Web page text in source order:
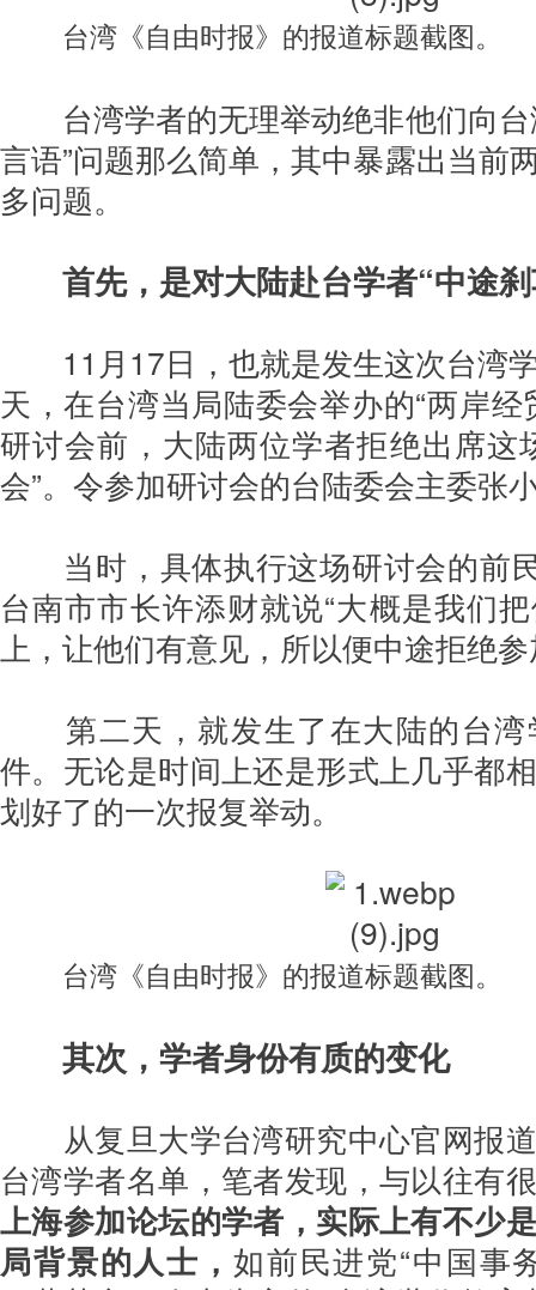
台湾《自由时报》的报道标题截图。
台湾学者的无理举动绝非他们向台
言语”问题那么简单，其中暴露出当前
多问题。
首先，是对大陆赴台学者“中途
11月17日，也就是发生这次台湾
天，在台湾当局陆委会举办的“两岸经
研讨会前，大陆两位学者拒绝出席这
会”。令参加研讨会的台陆委会主委张
当时，具体执行这场研讨会的前民
台南市市长许添财就说“大概是我们
上，让他们有意见，所以便中途拒绝
第二天，就发生了在大陆的台湾
件。无论是时间上还是形式上几乎都
划好了的一次报复举动。
台湾《自由时报》的报道标题截图。
其次，学者身份有质的变化
从复旦大学台湾研究中心官网报
台湾学者名单，笔者发现，与以往有
上海参加论坛的学者，实际上有不少
局背景的人士， 如前民进党“中国事